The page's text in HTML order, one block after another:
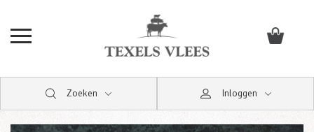
Zoeken Inloggen